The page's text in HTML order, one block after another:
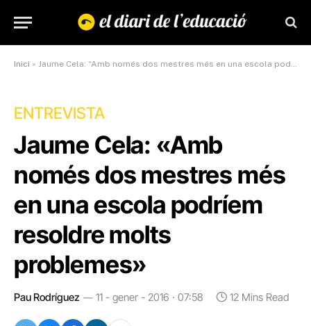
Inici » Jaume Cela: “Amb només dos mestres més en una escola podríem resoldre molts problemes”
ENTREVISTA
Jaume Cela: «Amb
només dos mestres més
en una escola podríem
resoldre molts
problemes»
Pau Rodríguez 11 - gener - 2016 · 07:58 12 Mins Read